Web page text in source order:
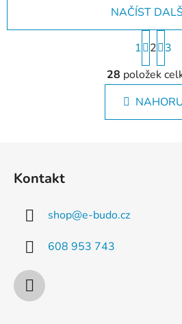
O
v
l
á
d
NAČÍST
S
t
á
n
k
1 2
3
28 položek
Kontakt
shop@e-budo.cz
608 953 743